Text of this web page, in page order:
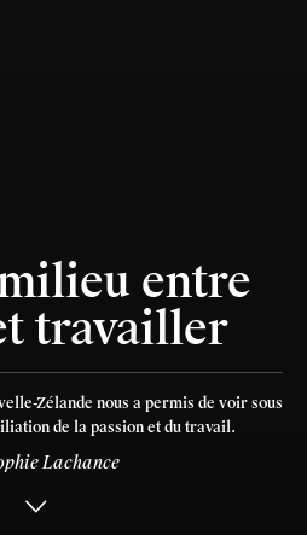
entre
travailler
Zélande nous a permis de voir sous
de la passion et du travail.
Lachance